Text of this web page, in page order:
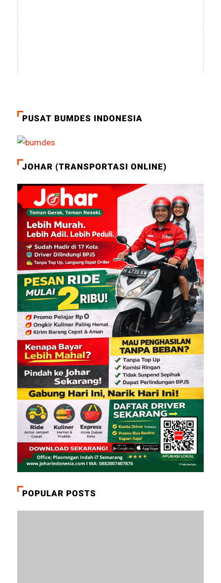
PUSAT BUMDES INDONESIA
JOHAR (TRANSPORTASI ONLINE)
POPULAR POSTS